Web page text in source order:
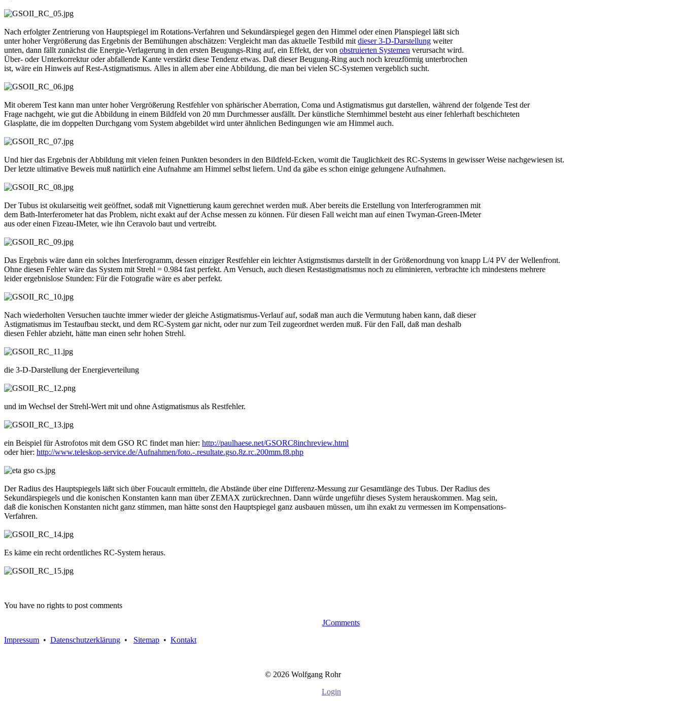
Nach erfolgter Zentrierung von Hauptspiegel im Rotations-Verfahren und Sekundärspiegel gegen den Himmel oder einen Planspiegel läßt sich
unter hoher Vergrößerung das Ergebnis der Bemühungen abschätzen: Vergleicht man das aktuelle Testbild mit dieser 3-D-Darstellung weiter
unten, dann fällt zunächst die Energie-Verlagerung in den ersten Beugungs-Ring auf, ein Effekt, der von obstruierten Systemen verursacht wird.
Über- oder Unterkorrektur oder abfallende Kante verstärkt diese Tendenz etwas. Daß dieser Beugung-Ring auch noch kreuzförmig unterbrochen
ist, wäre ein Hinweis auf Rest-Astigmatismus. Alles in allem aber eine Abbildung, die man bei vielen SC-Systemen vergeblich sucht.
Mit oberem Test kann man unter hoher Vergrößerung Restfehler von sphärischer Aberration, Coma und Astigmatismus gut darstellen, während der folgende Test der
Frage nachgeht, wie gut die Abbildung in einem Bildfeld von 20 mm Durchmesser ausfällt. Der künstliche Sternhimmel besteht aus einer fehlerhaft beschichteten
Glasplatte, die im doppelten Durchgang vom System abgebildet wird unter ähnlichen Bedingungen wie am Himmel auch.
Und hier das Ergebnis der Abbildung mit vielen feinen Punkten besonders in den Bildfeld-Ecken, womit die Tauglichkeit des RC-Systems in gewisser Weise nachgewiesen ist.
Der letzte ultimative Beweis muß natürlich eine Aufnahme am Himmel selbst liefern. Und da gäbe es schon einige gelungene Aufnahmen.
Der Tubus ist okularseitig weit geöffnet, sodaß mit Vignettierung kaum gerechnet werden muß. Aber bereits die Erstellung von Interferogrammen mit
dem Bath-Interferometer hat das Problem, nicht exakt auf der Achse messen zu können. Für diesen Fall weicht man auf einen Twyman-Green-IMeter
aus oder einen Fizeau-IMeter, wie ihn Ceravolo baut und vertreibt.
Das Ergebnis wäre dann ein solches Interferogramm, dessen einziger Restfehler ein leichter Astigmstismus darstellt in der Größenordnung von knapp L/4 PV der Wellenfront.
Ohne diesen Fehler wäre das System mit Strehl = 0.984 fast perfekt. Am Versuch, auch diesen Restastigmatismus noch zu eliminieren, verbrachte ich mindestens mehrere
leider ergebnislose Stunden: Für die Fotografie wäre es aber perfekt.
Nach wiederholten Versuchen tauchte immer wieder der gleiche Astigmatismus-Verlauf auf, sodaß man auch die Vermutung haben kann, daß dieser
Astigmatismus im Testaufbau steckt, und dem RC-System gar nicht, oder nur zum Teil zugeordnet werden muß. Für den Fall, daß man deshalb
diesen Fehler abzieht, hätte man einen sehr hohen Strehl.
die 3-D-Darstellung der Energieverteilung
und im Wechsel der Strehl-Wert mit und ohne Astigmatismus als Restfehler.
ein Beispiel für Astrofotos mit dem GSO RC findet man hier: http://paulhaese.net/GSORC8inchreview.html
oder hier: http://www.teleskop-service.de/Aufnahmen/foto.-.resultate.gso.8z.rc.200mm.f8.php
Der Radius des Hauptspiegels läßt sich über Foucault ermitteln, die Abstände über eine Differenz-Messung zur Gesamtlänge des Tubus. Der Radius des
Sekundärspiegels und die konischen Konstanten kann man über ZEMAX zurückrechnen. Dann würde ungeführ dieses System herauskommen. Mag sein,
daß die konischen Konstanten nicht ganz stimmen, man hätte sonst den Hauptspiegel ganz ausbauen müssen, um ihn exakt zu vermessen im Kompensations-
Verfahren.
Es käme ein recht ordentliches RC-System heraus.
You have no rights to post comments
JComments
Impressum • Datenschutzerklärung • Sitemap • Kontakt
© 2026 Wolfgang Rohr
Login